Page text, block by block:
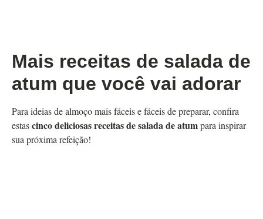
Mais receitas de salada de
atum que você vai adorar
Para ideias de almoço mais fáceis e fáceis de preparar, confira
estascinco deliciosas receitas de salada de atumpara inspirar
sua próxima refeição!